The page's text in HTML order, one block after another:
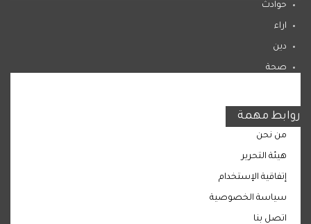
حوادث
اراء
دين
صحة
روابط مهمة
من نحن
هيئة التحرير
إتفاقية الإستخدام
سياسة الخصوصية
اتصل بنا